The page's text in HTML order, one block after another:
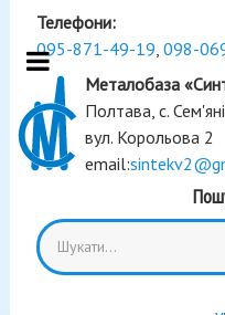
Телефони:
095-871-49-19, 098-
Металобаза
Полтава, с.
вул. Корольова 2
email: